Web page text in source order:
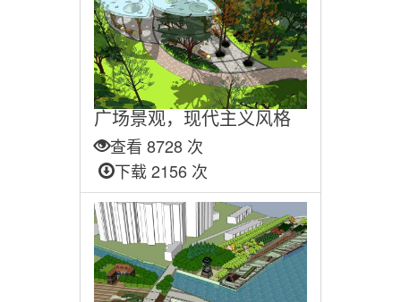
广场景观，现代主义风格
查看 8728 次
下载 2156 次